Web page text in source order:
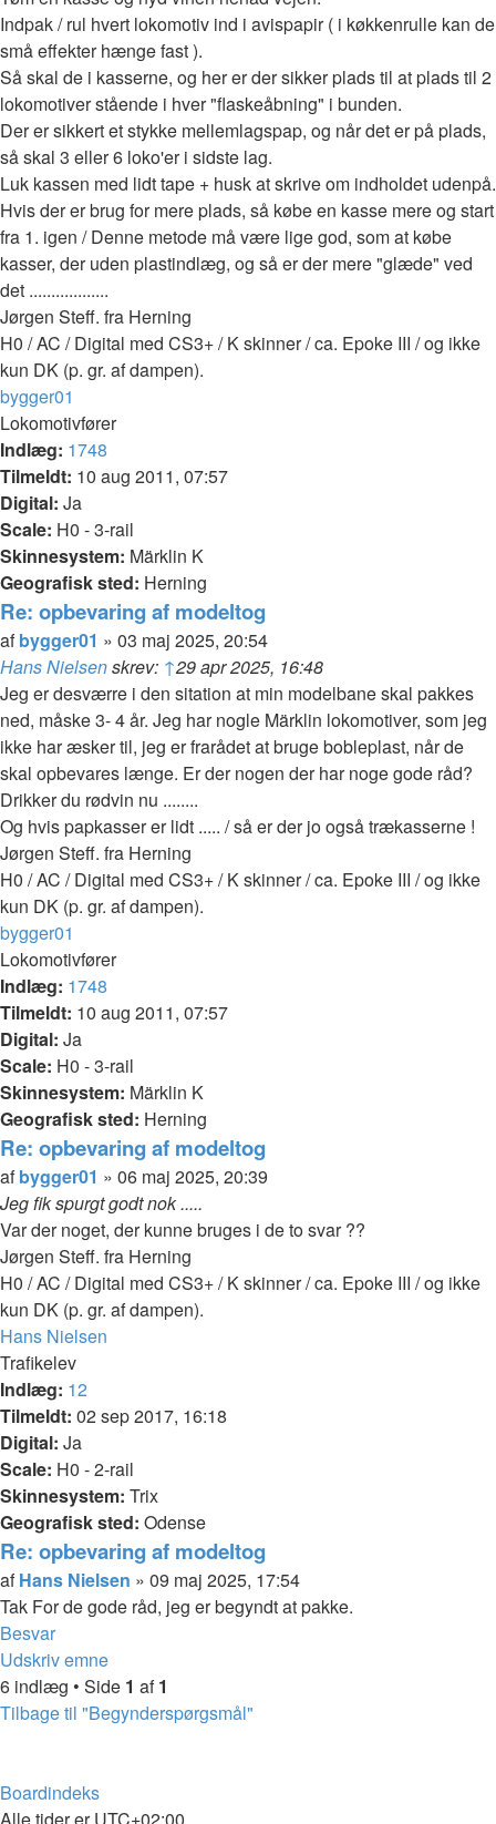
Indpak / rul hvert lokomotiv ind i avispapir ( i køkkenrulle kan de
små effekter hænge fast ).
Så skal de i kasserne, og her er der sikker plads til at plads til 2
lokomotiver stående i hver "flaskeåbning" i bunden.
Der er sikkert et stykke mellemlagspap, og når det er på plads,
så skal 3 eller 6 loko'er i sidste lag.
Luk kassen med lidt tape + husk at skrive om indholdet udenpå.
Hvis der er brug for mere plads, så købe en kasse mere og start
fra 1. igen / Denne metode må være lige god, som at købe
kasser, der uden plastindlæg, og så er der mere "glæde" ved
det ..................
Jørgen Steff. fra Herning
H0 / AC / Digital med CS3+ / K skinner / ca. Epoke III / og ikke
kun DK (p. gr. af dampen).
Top
bygger01
Lokomotivfører
Indlæg: 1748
Tilmeldt: 10 aug 2011, 07:57
Digital: Ja
Scale: H0 - 3-rail
Skinnesystem: Märklin K
Geografisk sted: Herning
Re: opbevaring af modeltog
Citer
Indlæg
afbygger01 » 03 maj 2025, 20:54
Hans Nielsenskrev: ↑29 apr 2025, 16:48
Jeg er desværre i den sitation at min modelbane skal pakkes
ned, måske 3- 4 år. Jeg har nogle Märklin lokomotiver, som jeg
ikke har æsker til, jeg er frarådet at bruge bobleplast, når de
skal opbevares længe. Er der nogen der har noge gode råd?
Drikker du rødvin nu ........
Og hvis papkasser er lidt ..... / så er der jo også trækasserne !
Jørgen Steff. fra Herning
H0 / AC / Digital med CS3+ / K skinner / ca. Epoke III / og ikke
kun DK (p. gr. af dampen).
Top
bygger01
Lokomotivfører
Indlæg: 1748
Tilmeldt: 10 aug 2011, 07:57
Digital: Ja
Scale: H0 - 3-rail
Skinnesystem: Märklin K
Geografisk sted: Herning
Re: opbevaring af modeltog
Citer
Indlæg
afbygger01 » 06 maj 2025, 20:39
Jeg fik spurgt godt nok .....
Var der noget, der kunne bruges i de to svar ??
Jørgen Steff. fra Herning
H0 / AC / Digital med CS3+ / K skinner / ca. Epoke III / og ikke
kun DK (p. gr. af dampen).
Top
Hans Nielsen
Trafikelev
Indlæg: 12
Tilmeldt: 02 sep 2017, 16:18
Digital: Ja
Scale: H0 - 2-rail
Skinnesystem: Trix
Geografisk sted: Odense
Re: opbevaring af modeltog
Citer
Indlæg
afHans Nielsen » 09 maj 2025, 17:54
Tak For de gode råd, jeg er begyndt at pakke.
Top
Besvar
Udskriv emne
6 indlæg • Side 1 af1
Tilbage til "Begynderspørgsmål"
Boardindeks